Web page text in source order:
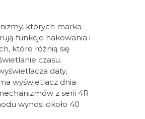
oznacza dom. Jego
zegarmistrzowskich,
100 lat istnienia jest
inspiracją. W 1913 roku
zegarek na rękę,
marka świętuje 100 lat
zegarki Seiko można
portfolio marka
których marka
funkcje hakowania i
które różnią się
czasu.
daty,
wyświetlacz dnia
z serii 4R
wynosi około 40